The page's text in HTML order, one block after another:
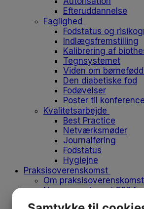
Efteruddannelse
Faglighed
Fodstatus og
Indlægsfremstilling
Kalibrering af
Tegnsystemet
Viden om
Den diabetiske fod
Fodøvelser
Poster til konference
Kvalitetsarbejde
Best Practice
Netværksmøder
Journalføring
Fodstatus
Hygiejne
Praksisoverenskomst
Om
Ny overenskomst 2024
Ledige kapaciteter